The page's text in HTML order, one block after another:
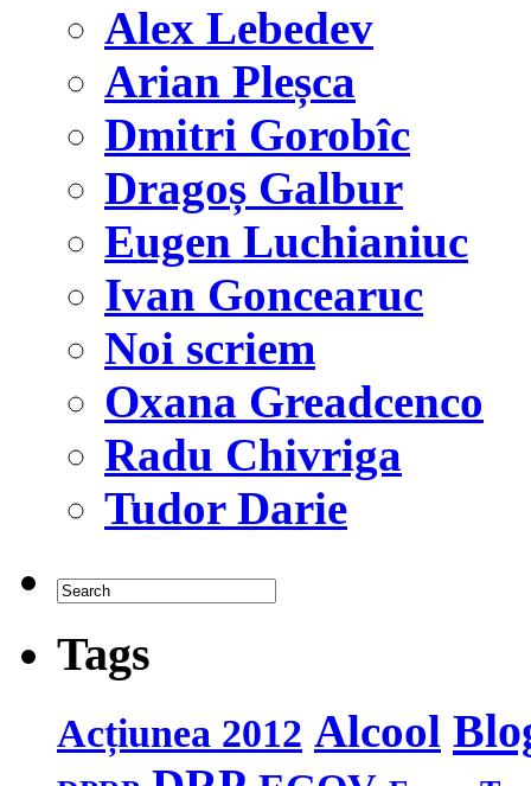
Alex Lebedev
Arian Pleșca
Dmitri Gorobîc
Dragoș Galbur
Eugen Luchianiuc
Ivan Goncearuc
Noi scriem
Oxana Greadcenco
Radu Chivriga
Tudor Darie
Tags
Acțiunea 2012 Alcool